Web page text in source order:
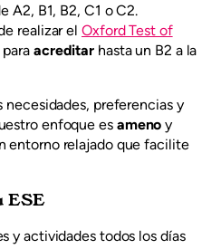
A2, B1, B2, C1 o C2.
realizar el Oxford Test of
acreditar hasta un B2 a la
necesidades, preferencias y
enfoque es ameno y
entorno relajado que facilite
ESE
y actividades todos los días